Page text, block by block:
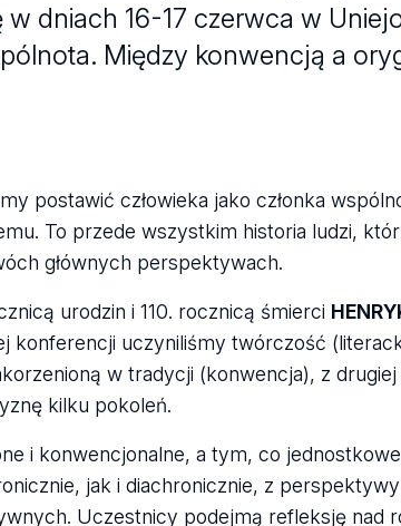
dniach 16-17 czerwca w
Między konwencją a
postawić człowieka jako członka
To przede wszystkim historia ludzi,
głównych perspektywach.
urodzin i 110. rocznicą śmierci
konferencji uczyniliśmy twórczość
w tradycji (konwencja), z drugiej
kilku pokoleń.
i konwencjonalne, a tym, co
jak i diachronicznie, z
Uczestnicy podejmą refleksję nad